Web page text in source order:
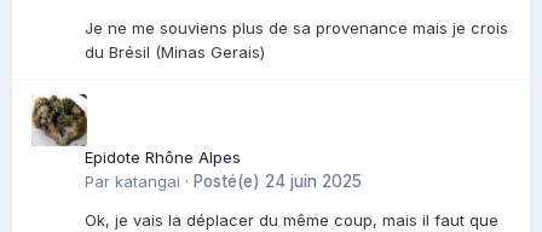
Je ne me souviens plus de sa provenance mais je crois
du Brésil (Minas Gerais)
Epidote Rhône Alpes
Par katangai · Posté(e) 24 juin 2025
Ok, je vais la déplacer du même coup, mais il faut que